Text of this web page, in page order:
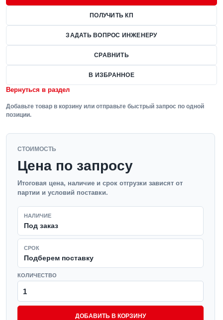
ПОЛУЧИТЬ КП
ЗАДАТЬ ВОПРОС ИНЖЕНЕРУ
СРАВНИТЬ
В ИЗБРАННОЕ
Вернуться в раздел
Добавьте товар в корзину или отправьте быстрый запрос по одной
позиции.
СТОИМОСТЬ
Цена по запросу
Итоговая цена, наличие и срок отгрузки зависят от
партии и условий поставки.
НАЛИЧИЕ
Под заказ
СРОК
Подберем поставку
КОЛИЧЕСТВО
ДОБАВИТЬ В КОРЗИНУ